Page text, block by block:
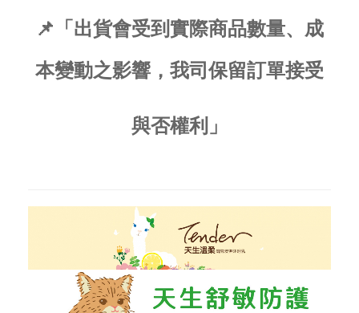
📌「出貨會受到實際商品數量、成
本變動之影響，我司保留訂單接受
與否權利」